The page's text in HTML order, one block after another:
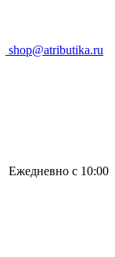
shop@atributika.ru
Ежедневно с 10:00